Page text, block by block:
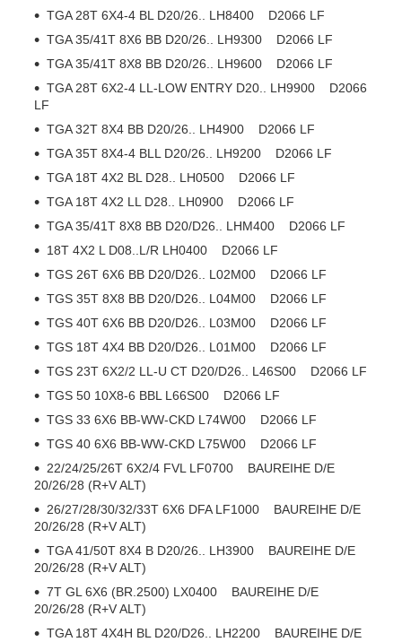
TGA 28T 6X4-4 BL D20/26.. LH8400 D2066 LF
TGA 35/41T 8X6 BB D20/26.. LH9300 D2066 LF
TGA 35/41T 8X8 BB D20/26.. LH9600 D2066 LF
TGA 28T 6X2-4 LL-LOW ENTRY D20.. LH9900 D2066
LF
TGA 32T 8X4 BB D20/26.. LH4900 D2066 LF
TGA 35T 8X4-4 BLL D20/26.. LH9200 D2066 LF
TGA 18T 4X2 BL D28.. LH0500 D2066 LF
TGA 18T 4X2 LL D28.. LH0900 D2066 LF
TGA 35/41T 8X8 BB D20/D26.. LHM400 D2066 LF
18T 4X2 L D08..L/R LH0400 D2066 LF
TGS 26T 6X6 BB D20/D26.. L02M00 D2066 LF
TGS 35T 8X8 BB D20/D26.. L04M00 D2066 LF
TGS 40T 6X6 BB D20/D26.. L03M00 D2066 LF
TGS 18T 4X4 BB D20/D26.. L01M00 D2066 LF
TGS 23T 6X2/2 LL-U CT D20/D26.. L46S00 D2066 LF
TGS 50 10X8-6 BBL L66S00 D2066 LF
TGS 33 6X6 BB-WW-CKD L74W00 D2066 LF
TGS 40 6X6 BB-WW-CKD L75W00 D2066 LF
22/24/25/26T 6X2/4 FVL LF0700 BAUREIHE D/E
20/26/28 (R+V ALT)
26/27/28/30/32/33T 6X6 DFA LF1000 BAUREIHE D/E
20/26/28 (R+V ALT)
TGA 41/50T 8X4 B D20/26.. LH3900 BAUREIHE D/E
20/26/28 (R+V ALT)
7T GL 6X6 (BR.2500) LX0400 BAUREIHE D/E
20/26/28 (R+V ALT)
TGA 18T 4X4H BL D20/D26.. LH2200 BAUREIHE D/E